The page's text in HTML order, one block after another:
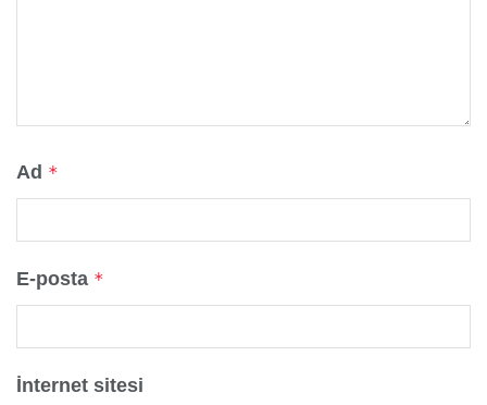
Ad *
E-posta *
İnternet sitesi